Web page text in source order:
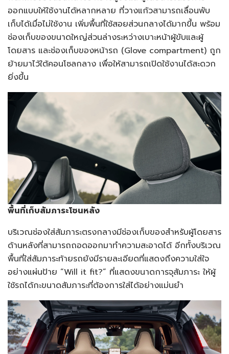
ออกแบบให้ใช้งานได้หลากหลาย ที่วางแก้วสามารถเลื่อนพับ
เก็บได้เมื่อไม่ใช้งาน เพิ่มพื้นที่ใช้สอยส่วนกลางได้มากขึ้น พร้อม
ช่องเก็บของขนาดใหญ่ส่วนล่างระหว่างเบาะหน้าผู้ขับและผู้
โดยสาร และช่องเก็บของหน้ารถ (Glove compartment) ถูก
ย้ายมาไว้ใต้คอนโซลกลาง เพื่อให้สามารถเปิดใช้งานได้สะดวก
ยิ่งขึ้น
พื้นที่เก็บสัมภาระโซนหลัง
บริเวณช่องใส่สัมภาระตรงกลางมีช่องเก็บของสำหรับผู้โดยสาร
ด้านหลังที่สามารถถอดออกมาทำความสะอาดได้ อีกทั้งบริเวณ
พื้นที่ใส่สัมภาระท้ายรถยังมีรายละเอียดที่แสดงถึงความใส่ใจ
อย่างแผ่นป้าย “Will it fit?” ที่แสดงขนาดการจุสัมภาระ ให้ผู้
ใช้รถได้กะขนาดสัมภาระที่ต้องการใส่ได้อย่างแม่นยำ